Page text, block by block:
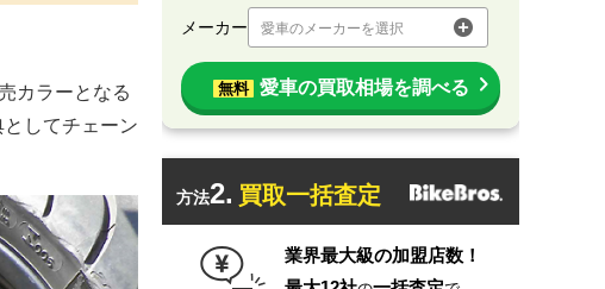
カラーとなる
してチェーン
メーカー 愛車のメーカーを選択
無料 愛車の買取相場を調べる
方法2. 買取一括査定
業界最大級の加盟店数！